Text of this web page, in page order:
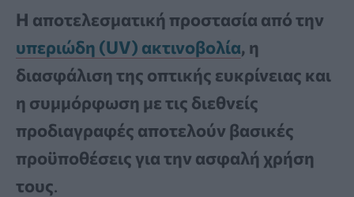
Η αποτελεσματική προστασία από την
υπεριώδη (UV) ακτινοβολία, η
διασφάλιση της οπτικής ευκρίνειας και
η συμμόρφωση με τις διεθνείς
προδιαγραφές αποτελούν βασικές
προϋποθέσεις για την ασφαλή χρήση
τους.